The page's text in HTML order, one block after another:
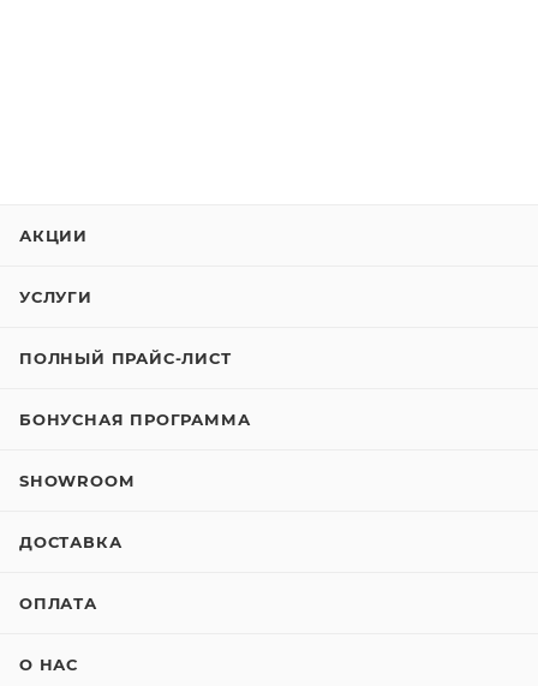
АКЦИИ
УСЛУГИ
ПОЛНЫЙ ПРАЙС-ЛИСТ
БОНУСНАЯ ПРОГРАММА
SHOWROOM
ДОСТАВКА
ОПЛАТА
О НАС